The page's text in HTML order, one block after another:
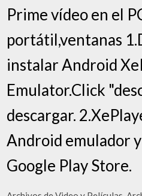
Prime vídeo en el
portátil,ventanas
instalar Android
Emulator.Click
descargar.
Android emulador y
Google Play Store.